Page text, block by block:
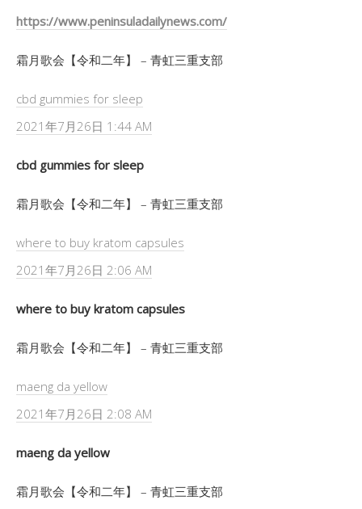
https://www.peninsuladailynews.com/
霜月歌会【令和二年】 – 青虹三重支部
cbd gummies for sleep
2021年7月26日 1:44 AM
cbd gummies for sleep
霜月歌会【令和二年】 – 青虹三重支部
where to buy kratom capsules
2021年7月26日 2:06 AM
where to buy kratom capsules
霜月歌会【令和二年】 – 青虹三重支部
maeng da yellow
2021年7月26日 2:08 AM
maeng da yellow
霜月歌会【令和二年】 – 青虹三重支部